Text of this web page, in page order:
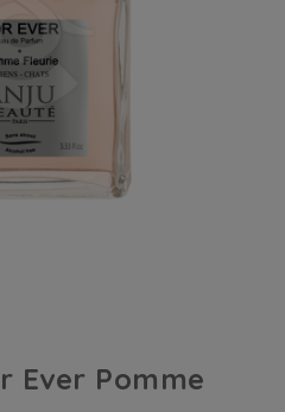
Ever Pomme